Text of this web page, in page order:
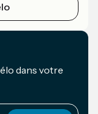
dans votre